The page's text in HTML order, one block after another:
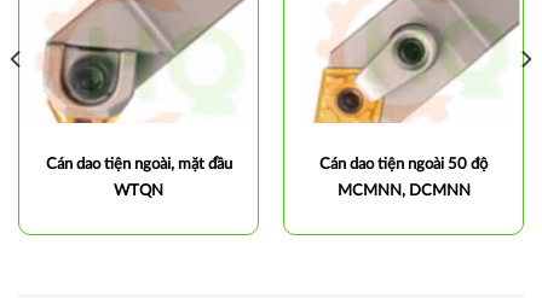
Cán dao tiện ngoài, mặt đầu
WTQN
Cán dao tiện ngoài 50 độ
MCMNN, DCMNN